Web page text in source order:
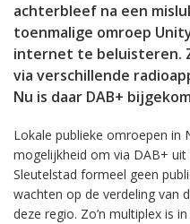
achterbleef na een
toenmalige omroep
internet te beluisteren.
via verschillende
Nu is daar DAB+
Lokale publieke omroepen in
mogelijkheid om via DAB+
Sleutelstad formeel geen
wachten op de verdeling van
deze regio. Zo’n multiplex is